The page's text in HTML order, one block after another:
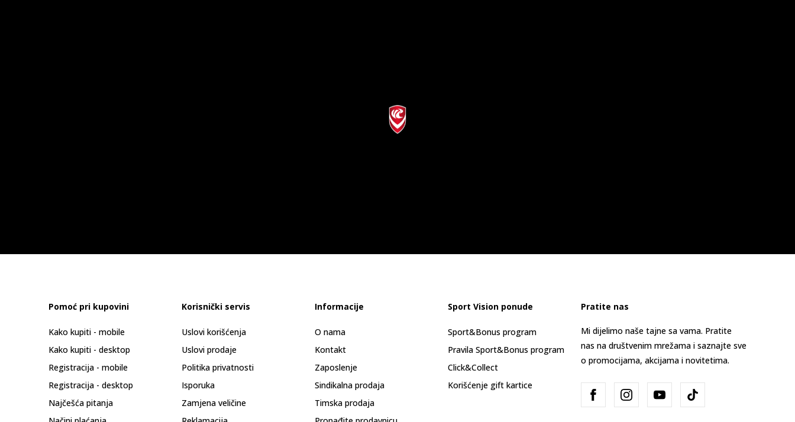
Pomoć pri kupovini
Kako kupiti - mobile
Kako kupiti - desktop
Registracija - mobile
Registracija - desktop
Najčešća pitanja
Korisnički servis
Uslovi korišćenja
Uslovi prodaje
Politika privatnosti
Isporuka
Zamjena veličine
Informacije
O nama
Kontakt
Zaposlenje
Sindikalna prodaja
Timska prodaja
Sport Vision ponude
Sport&Bonus program
Pravila Sport&Bonus program
Click&Collect
Korišćenje gift kartice
Pratite nas
Mi dijelimo naše tajne sa vama. Pratite
nas na društvenim mrežama i saznajte sve
o promocijama, akcijama i novitetima.